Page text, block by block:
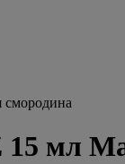
смородина
мл